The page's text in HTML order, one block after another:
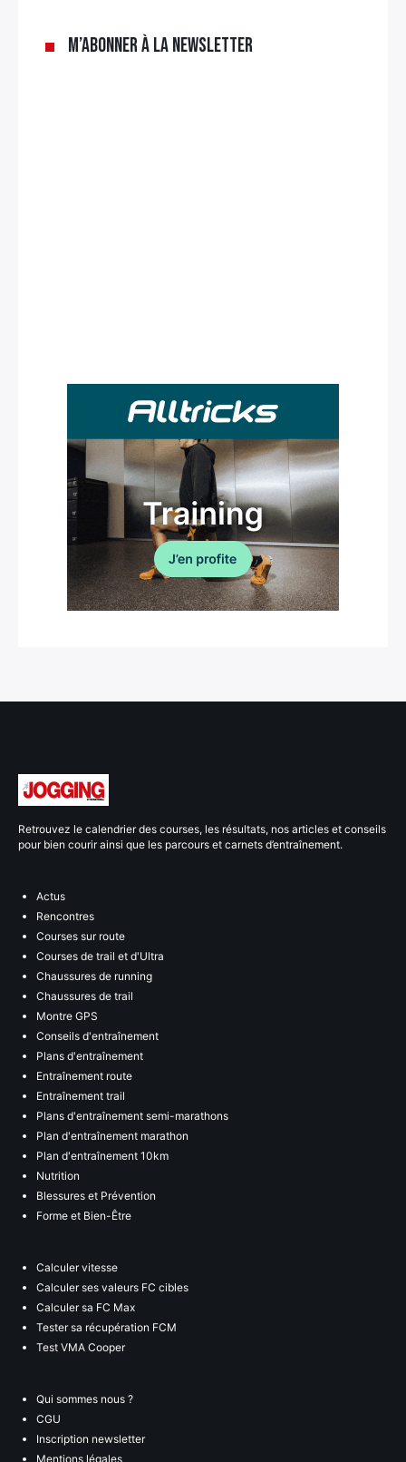
M’abonner à la newsletter
Retrouvez le calendrier des courses, les résultats, nos articles et conseils
pour bien courir ainsi que les parcours et carnets d’entraînement.
Actus
Rencontres
Courses sur route
Courses de trail et d'Ultra
Chaussures de running
Chaussures de trail
Montre GPS
Conseils d'entraînement
Plans d'entraînement
Entraînement route
Entraînement trail
Plans d'entraînement semi-marathons
Plan d'entraînement marathon
Plan d'entraînement 10km
Nutrition
Blessures et Prévention
Forme et Bien-Être
Calculer vitesse
Calculer ses valeurs FC cibles
Calculer sa FC Max
Tester sa récupération FCM
Test VMA Cooper
Qui sommes nous ?
CGU
Inscription newsletter
Mentions légales